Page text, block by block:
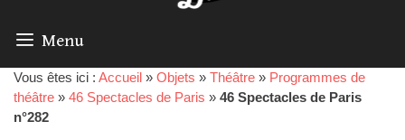
Menu
Vous êtes ici : Accueil » Objets » Théâtre » Programmes de
théâtre » 46 Spectacles de Paris » 46 Spectacles de Paris
n°282